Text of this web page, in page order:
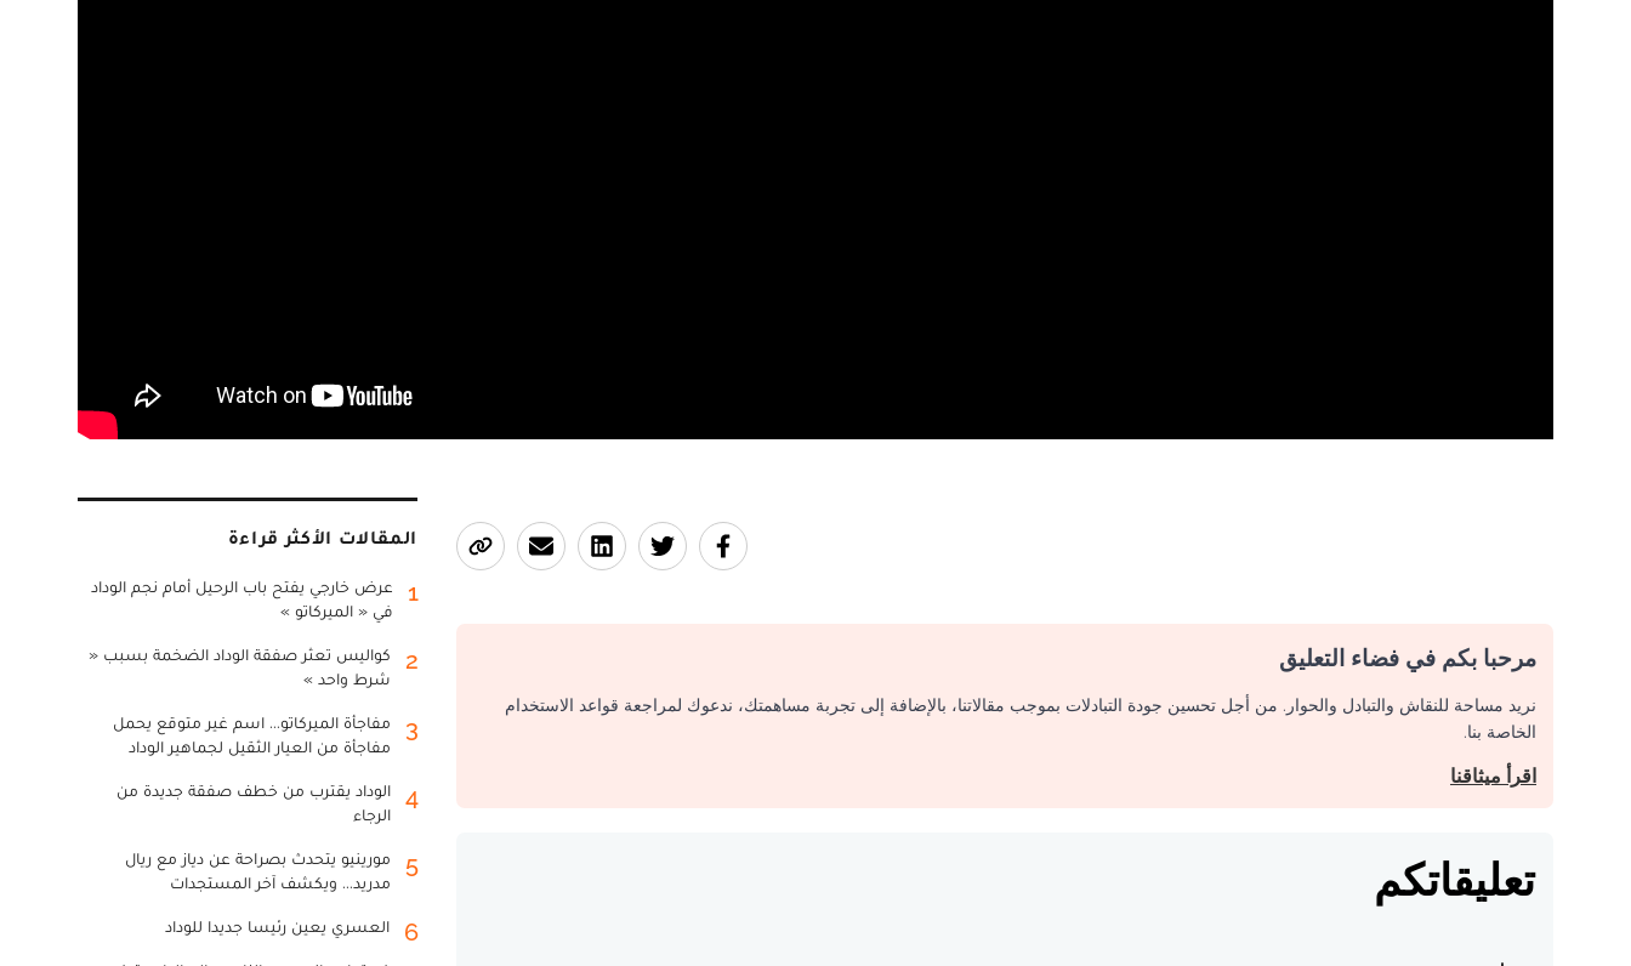
مرحبا بكم في فضاء التعليق
نريد مساحة للنقاش والتبادل والحوار. من أجل تحسين جودة التبادلات بموجب مقالاتنا، بالإضافة إلى تجربة مساهمتك، ندعوك لمراجعة قواعد الاستخدام
الخاصة بنا.
اقرأ ميثاقنا
تعليقاتكم
المقالات الأكثر قراءة
1
عرض خارجي يفتح باب الرحيل أمام نجم الوداد
في « الميركاتو »
2
كواليس تعثر صفقة الوداد الضخمة بسبب «
شرط واحد »
3
مفاجأة الميركاتو... اسم غير متوقع يحمل
مفاجأة من العيار الثقيل لجماهير الوداد
4
الوداد يقترب من خطف صفقة جديدة من
الرجاء
5
مورينيو يتحدث بصراحة عن دياز مع ريال
مدريد... ويكشف آخر المستجدات
6 العسري يعين رئيسا جديدا للوداد